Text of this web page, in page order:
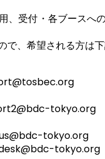
受付・各ブースへ
、希望される方は
tokyo.org
tokyo.org
（金融ワ